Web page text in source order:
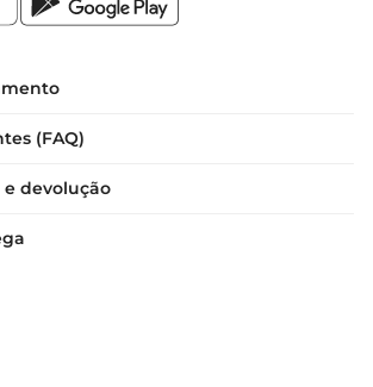
(FAQ)
devolução